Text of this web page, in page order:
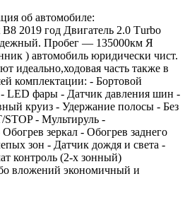
об автомобиле:
2019 гoд Двигатeль 2.0 Тurbo
Пpoбeг — 135000км Я
) автомобиль юридичeски чист.
идеально,ходовая часть также в
комплектации: - Бортовой
LED фары - Датчик давления шин -
круиз - Удержание полосы - Без
- Мультируль -
зеркал - Обогрев заднего
зон - Датчик дождя и света -
контроль (2-х зонный)
вложений экономичный и